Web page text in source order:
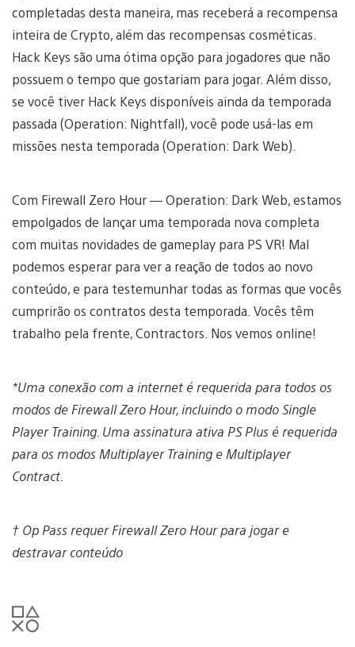
completadas desta maneira, mas receberá a recompensa
inteira de Crypto, além das recompensas cosméticas.
Hack Keys são uma ótima opção para jogadores que não
possuem o tempo que gostariam para jogar. Além disso,
se você tiver Hack Keys disponíveis ainda da temporada
passada (Operation: Nightfall), você pode usá-las em
missões nesta temporada (Operation: Dark Web).
Com Firewall Zero Hour — Operation: Dark Web, estamos
empolgados de lançar uma temporada nova completa
com muitas novidades de gameplay para PS VR! Mal
podemos esperar para ver a reação de todos ao novo
conteúdo, e para testemunhar todas as formas que vocês
cumprirão os contratos desta temporada. Vocês têm
trabalho pela frente, Contractors. Nos vemos online!
*Uma conexão com a internet é requerida para todos os
modos de Firewall Zero Hour, incluindo o modo Single
Player Training. Uma assinatura ativa PS Plus é requerida
para os modos Multiplayer Training e Multiplayer
Contract.
† Op Pass requer Firewall Zero Hour para jogar e
destravar conteúdo